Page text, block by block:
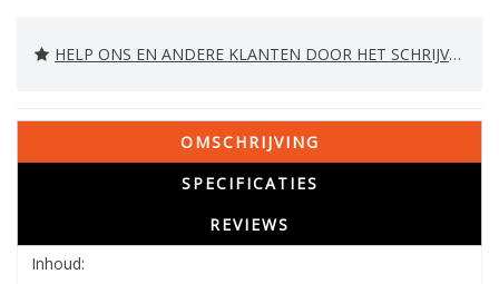
HELP ONS EN ANDERE KLANTEN DOOR HET SCHRIJVEN VAN EEN REVIEW
OMSCHRIJVING
SPECIFICATIES
REVIEWS
Inhoud: